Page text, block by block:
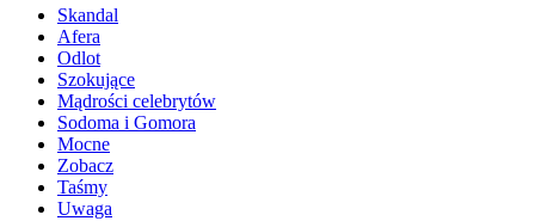
Skandal
Afera
Odlot
Szokujące
Mądrości celebrytów
Sodoma i Gomora
Mocne
Zobacz
Taśmy
Uwaga